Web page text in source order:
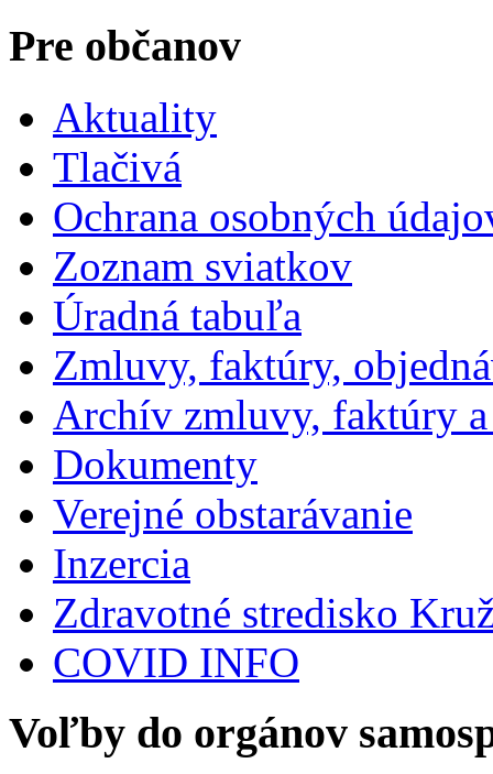
Pre občanov
Aktuality
Tlačivá
Ochrana osobných
Zoznam sviatkov
Úradná tabuľa
Zmluvy, faktúry,
Archív zmluvy, faktúry
Dokumenty
Verejné obstarávanie
Inzercia
Zdravotné stredisko
COVID INFO
Voľby do orgánov